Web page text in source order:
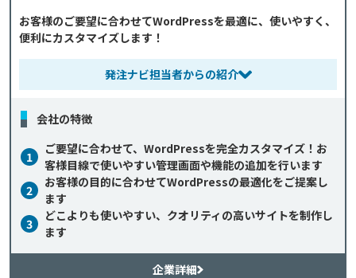
お客様のご要望に合わせてWordPressを最適に、使いやすく、
便利にカスタマイズします！
発注ナビ担当者からの紹介
会社の特徴
1
ご要望に合わせて、WordPressを完全カスタマイズ！お
客様目線で使いやすい管理画面や機能の追加を行います
2
お客様の目的に合わせてWordPressの最適化をご提案し
ます
3
どこよりも使いやすい、クオリティの高いサイトを制作し
ます
企業詳細